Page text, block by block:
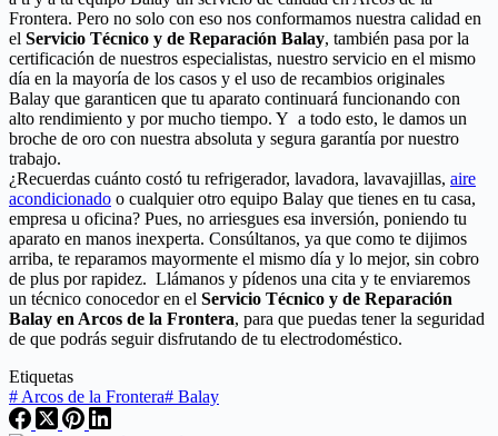
Frontera. Pero no solo con eso nos conformamos nuestra calidad en
el Servicio Técnico y de Reparación Balay, también pasa por la
certificación de nuestros especialistas, nuestro servicio en el mismo
día en la mayoría de los casos y el uso de recambios originales
Balay que garanticen que tu aparato continuará funcionando con
alto rendimiento y por mucho tiempo. Y a todo esto, le damos un
broche de oro con nuestra absoluta y segura garantía por nuestro
trabajo.
¿Recuerdas cuánto costó tu refrigerador, lavadora, lavavajillas, aire
acondicionado o cualquier otro equipo Balay que tienes en tu casa,
empresa u oficina? Pues, no arriesgues esa inversión, poniendo tu
aparato en manos inexperta. Consúltanos, ya que como te dijimos
arriba, te reparamos mayormente el mismo día y lo mejor, sin cobro
de plus por rapidez. Llámanos y pídenos una cita y te enviaremos
un técnico conocedor en el Servicio Técnico y de Reparación
Balay en Arcos de la Frontera, para que puedas tener la seguridad
de que podrás seguir disfrutando de tu electrodoméstico.
Etiquetas
# Arcos de la Frontera# Balay